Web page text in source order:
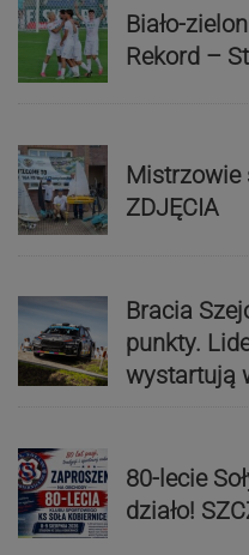
Biało-
Rekord –
Mistrzowie
ZDJĘCIA
Bracia
punkty.
wystartują
80-lecie
działo!